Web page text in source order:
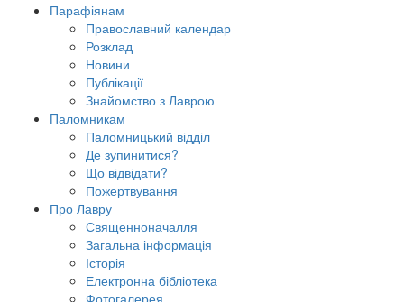
Парафіянам
Православний календар
Розклад
Новини
Публікації
Знайомство з Лаврою
Паломникам
Паломницький відділ
Де зупинитися?
Що відвідати?
Пожертвування
Про Лавру
Священноначалля
Загальна інформація
Історія
Електронна бібліотека
Фотогалерея